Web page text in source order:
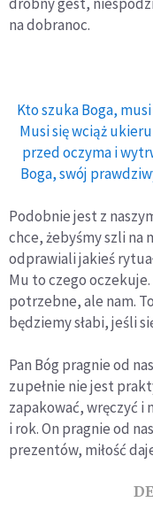
na dobranoc.
Kto szuka Boga,
Musi się wciąż
przed oczyma i
Boga, swój
Podobnie jest z
chce, żebyśmy szli
odprawiali jakieś
Mu to czego
potrzebne, ale nam.
będziemy słabi, jeśli
Pan Bóg pragnie od
zupełnie nie jest
zapakować, wręczyć i
i rok. On pragnie od
prezentów, miłość